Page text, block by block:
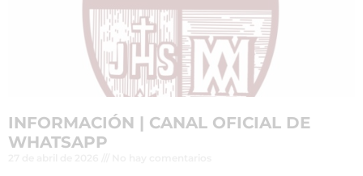
INFORMACIÓN | CANAL OFICIAL DE
WHATSAPP